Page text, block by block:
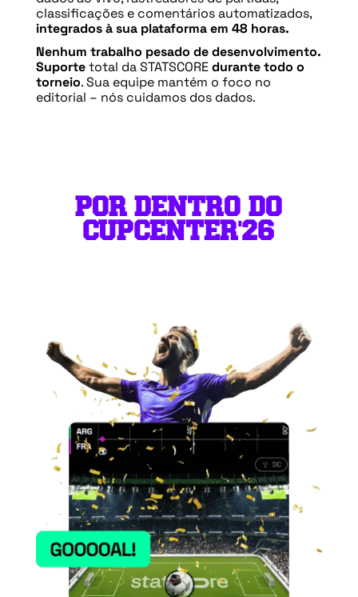
classificações e comentários automatizados,
integrados à sua plataforma em 48 horas.
Nenhum trabalho pesado de desenvolvimento.
Suportetotal da STATSCOREdurante todo o
torneio. Sua equipe mantém o foco no
editorial – nós cuidamos dos dados.
POR DENTRO DO
CUPCENTER'26